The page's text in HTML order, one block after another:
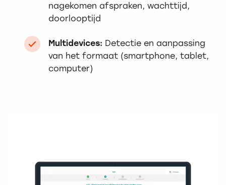
nagekomen afspraken, wachttijd,
doorlooptijd
Multidevices: Detectie en aanpassing
van het formaat (smartphone, tablet,
computer)